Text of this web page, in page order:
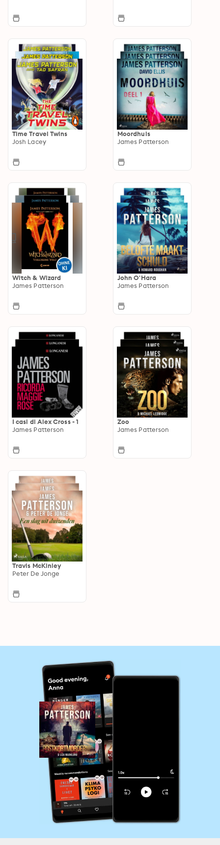
Time Travel Twins
Josh Lacey
Moordhuis
James Patterson
Witch & Wizard
James Patterson
John O'Hara
James Patterson
I casi di Alex Cross - 1
James Patterson
Zoo
James Patterson
Travis McKinley
Peter De Jonge